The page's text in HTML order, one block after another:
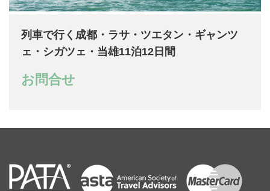
列車で行く成都・ラサ・ツエタン・ギャンツ
ェ・シガツェ・当雄11泊12日間
お問合せ